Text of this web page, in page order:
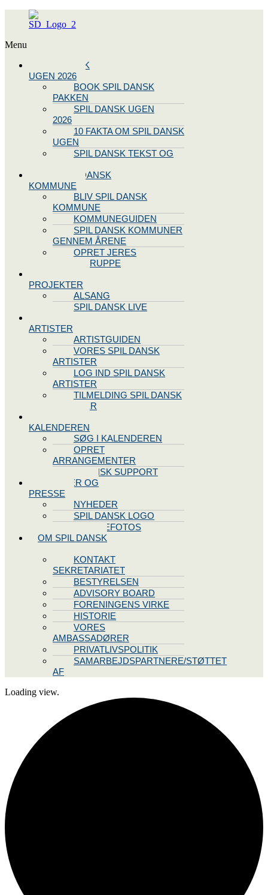
Menu
SPIL DANSK
UGEN 2026
BOOK SPIL DANSK
PAKKEN
SPIL DANSK UGEN
2026
10 FAKTA OM SPIL DANSK
UGEN
SPIL DANSK TEKST OG
BLIV SPIL DANSK
KOMMUNE
BLIV SPIL DANSK
KOMMUNE
KOMMUNEGUIDEN
SPIL DANSK KOMMUNER
GENNEM ÅRENE
OPRET JERES
STYREGRUPPE
PROJEKTER
ALSANG
SPIL DANSK LIVE
ARTISTER
ARTISTGUIDEN
VORES SPIL DANSK
ARTISTER
LOG IND SPIL DANSK
ARTISTER
TILMELDING SPIL DANSK
ARTISTER
KALENDEREN
SØG I KALENDEREN
OPRET
ARRANGEMENTER
TEKNISK SUPPORT
NYHEDER OG
PRESSE
NYHEDER
SPIL DANSK LOGO
PRESSEFOTOS
OM SPIL DANSK
KONTAKT
SEKRETARIATET
BESTYRELSEN
ADVISORY BOARD
FORENINGENS VIRKE
HISTORIE
VORES
AMBASSADØRER
PRIVATLIVSPOLITIK
SAMARBEJDSPARTNERE/STØTTET
AF
Loading view.